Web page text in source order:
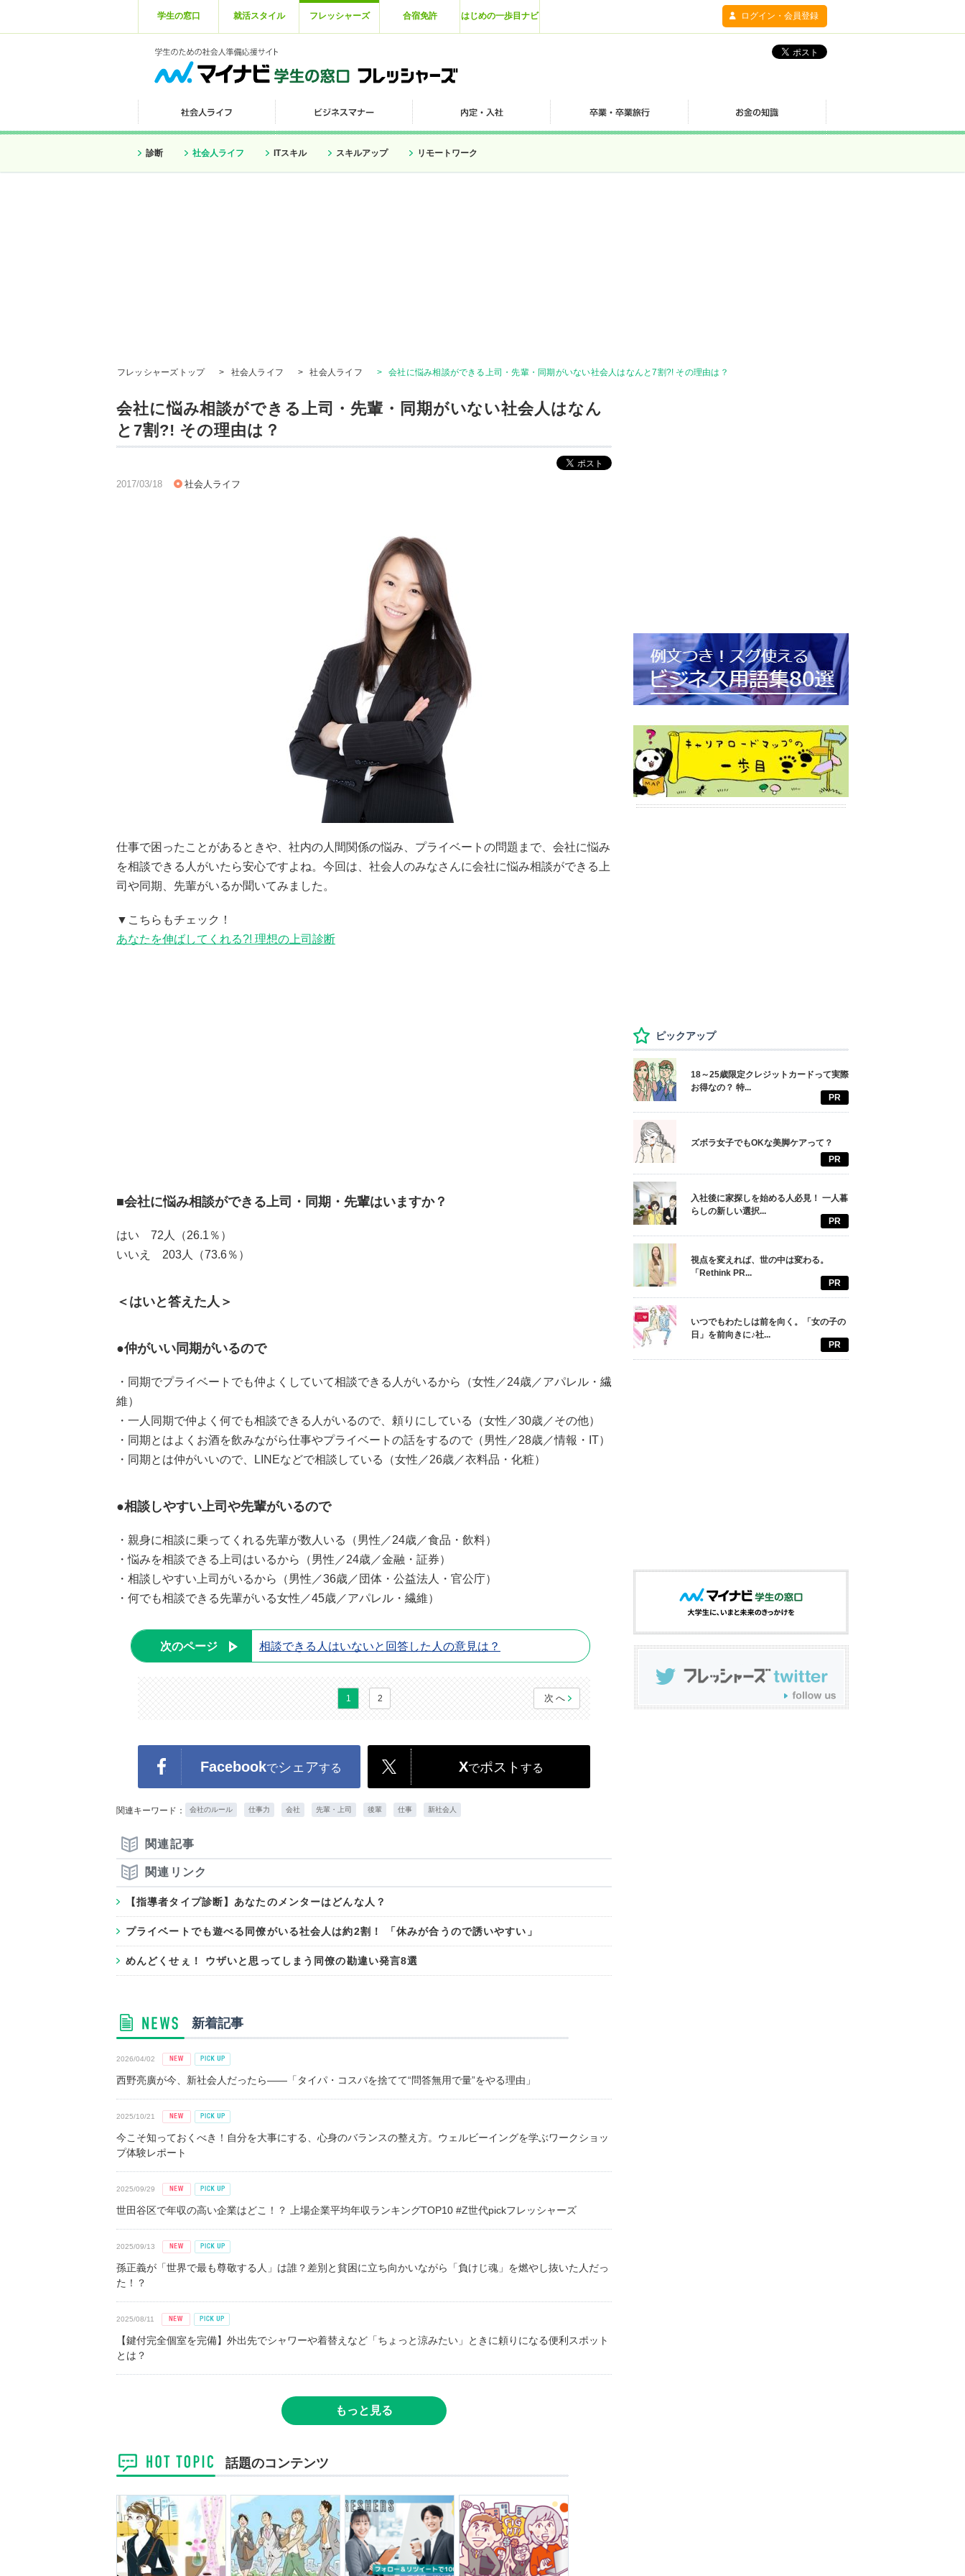
学生の窓口 就活スタイル フレッシャーズ 合宿免許 はじめの一歩目ナビ ログイン・会員登録
診断 社会人ライフ ITスキル スキルアップ リモートワーク
フレッシャーズトップ > 社会人ライフ > 社会人ライフ > 会社に悩み相談ができる上司・先輩・同期がいない社会人はなんと7割?! その理由は？
会社に悩み相談ができる上司・先輩・同期がいない社会人はなん
と7割?! その理由は？
2017/03/18 社会人ライフ
仕事で困ったことがあるときや、社内の人間関係の悩み、プライベートの問題まで、会社に悩み
を相談できる人がいたら安心ですよね。今回は、社会人のみなさんに会社に悩み相談ができる上
司や同期、先輩がいるか聞いてみました。
▼こちらもチェック！
あなたを伸ばしてくれる?! 理想の上司診断
■会社に悩み相談ができる上司・同期・先輩はいますか？
はい 72人（26.1％）
いいえ 203人（73.6％）
＜はいと答えた人＞
●仲がいい同期がいるので
・同期でプライベートでも仲よくしていて相談できる人がいるから（女性／24歳／アパレル・繊
維）
・一人同期で仲よく何でも相談できる人がいるので、頼りにしている（女性／30歳／その他）
・同期とはよくお酒を飲みながら仕事やプライベートの話をするので（男性／28歳／情報・IT）
・同期とは仲がいいので、LINEなどで相談している（女性／26歳／衣料品・化粧）
●相談しやすい上司や先輩がいるので
・親身に相談に乗ってくれる先輩が数人いる（男性／24歳／食品・飲料）
・悩みを相談できる上司はいるから（男性／24歳／金融・証券）
・相談しやすい上司がいるから（男性／36歳／団体・公益法人・官公庁）
・何でも相談できる先輩がいる女性／45歳／アパレル・繊維）
次のページ 相談できる人はいないと回答した人の意見は？
1 2 次へ
Facebookでシェアする Xでポスト する
関連キーワード： 会社のルール 仕事力 会社 先輩・上司 後輩 仕事 新社会人
関連記事
関連リンク
【指導者タイプ診断】あなたのメンターはどんな人？
プライベートでも遊べる同僚がいる社会人は約2割！ 「休みが合うので誘いやすい」
めんどくせぇ！ ウザいと思ってしまう同僚の勘違い発言8選
新着記事
2026/04/02
西野亮廣が今、新社会人だったら――「タイパ・コスパを捨てて“問答無用で量”をやる理由」
2025/10/21
今こそ知っておくべき！自分を大事にする、心身のバランスの整え方。ウェルビーイングを学ぶワークショッ
プ体験レポート
2025/09/29
世田谷区で年収の高い企業はどこ！？ 上場企業平均年収ランキングTOP10 #Z世代pickフレッシャーズ
2025/09/13
孫正義が「世界で最も尊敬する人」は誰？差別と貧困に立ち向かいながら「負けじ魂」を燃やし抜いた人だっ
た！？
2025/08/11
【鍵付完全個室を完備】外出先でシャワーや着替えなど「ちょっと涼みたい」ときに頼りになる便利スポット
とは？
もっと見る
話題のコンテンツ
ピックアップ
18～25歳限定クレジットカードって実際
お得なの？ 特...
PR
ズボラ女子でもOKな美脚ケアって？
PR
入社後に家探しを始める人必見！ 一人暮
らしの新しい選択...
PR
視点を変えれば、世の中は変わる。
「Rethink PR...
PR
いつでもわたしは前を向く。「女の子の
日」を前向きに♪社...
PR